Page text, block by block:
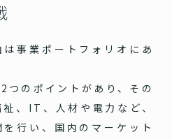
事業ポートフォリオにあ
つのポイントがあり、その
、IT、人材や電力など、
行い、国内のマーケット